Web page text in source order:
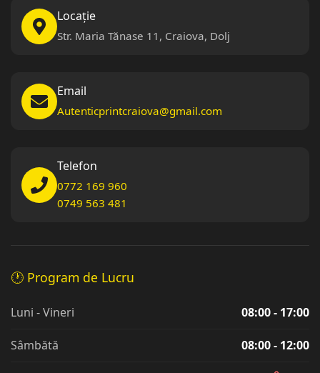
Locație
Str. Maria Tănase 11, Craiova, Dolj
Email
Autenticprintcraiova@gmail.com
Telefon
0772 169 960
0749 563 481
🕐 Program de Lucru
Luni - Vineri 08:00 - 17:00
Sâmbătă 08:00 - 12:00